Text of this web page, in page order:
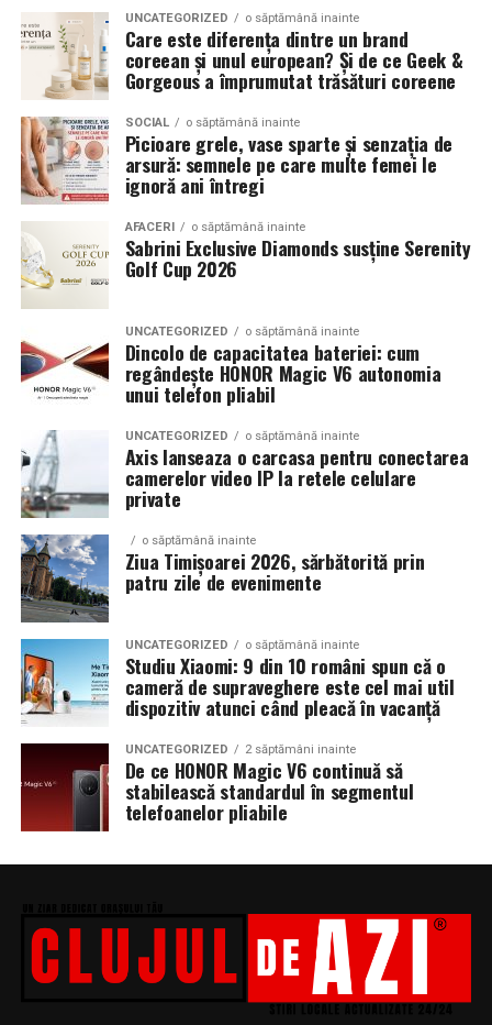
UNCATEGORIZED o săptămână inainte
Care este diferența dintre un brand
coreean și unul european? Și de ce Geek &
Gorgeous a împrumutat trăsături coreene
SOCIAL o săptămână inainte
Picioare grele, vase sparte și senzația de
arsură: semnele pe care multe femei le
ignoră ani întregi
AFACERI o săptămână inainte
Sabrini Exclusive Diamonds susține Serenity
Golf Cup 2026
UNCATEGORIZED o săptămână inainte
Dincolo de capacitatea bateriei: cum
regândește HONOR Magic V6 autonomia
unui telefon pliabil
UNCATEGORIZED o săptămână inainte
Axis lanseaza o carcasa pentru conectarea
camerelor video IP la retele celulare
private
o săptămână inainte
Ziua Timișoarei 2026, sărbătorită prin
patru zile de evenimente
UNCATEGORIZED o săptămână inainte
Studiu Xiaomi: 9 din 10 români spun că o
cameră de supraveghere este cel mai util
dispozitiv atunci când pleacă în vacanță
UNCATEGORIZED 2 săptămâni inainte
De ce HONOR Magic V6 continuă să
stabilească standardul în segmentul
telefoanelor pliabile